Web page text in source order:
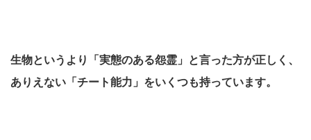
生物というより「実態のある怨霊」と言った方が正しく、
ありえない「チート能力」をいくつも持っています。